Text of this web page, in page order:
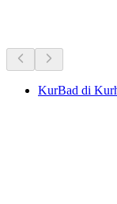
KurBad di